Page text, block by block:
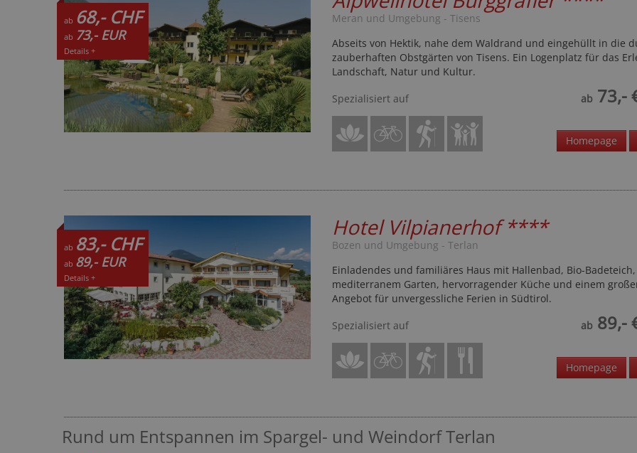
ab 68,- CHF
ab 73,- EUR
Details +
Meran und Umgebung - Tisens
Abseits von Hektik, nahe dem Waldrand und eingehüllt in die
zauberhaften Obstgärten von Tisens. Ein Logenplatz für das
Landschaft, Natur und Kultur.
Spezialisiert auf
ab73,-
Homepage
ab 83,- CHF
ab 89,- EUR
Details +
Hotel Vilpianerhof****
Bozen und Umgebung - Terlan
Einladendes und familiäres Haus mit Hallenbad, Bio-Badeteich,
mediterranem Garten, hervorragender Küche und einem
Angebot für unvergessliche Ferien in Südtirol.
Spezialisiert auf
ab89,-
Homepage
Rund um Entspannen im Spargel- und Weindorf Terlan